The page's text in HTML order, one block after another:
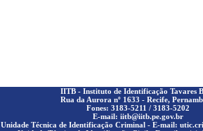
IITB - Instituto de Identificação Tavares
Rua da Aurora nº 1633 - Recife,
Fones: 3183-5211 / 3183-5202
E-mail: iitb@iitb.pe.gov.br
Unidade Técnica de Identificação Criminal - E-mail: